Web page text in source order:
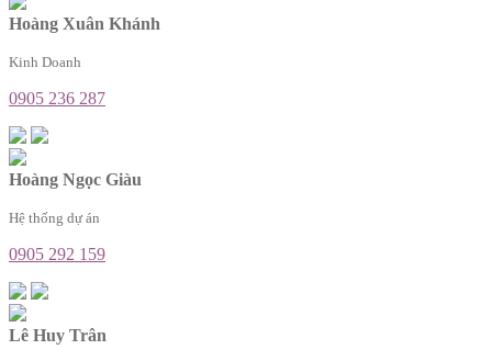
Hoàng Xuân Khánh
Kinh Doanh
0905 236 287
Hoàng Ngọc Giàu
Hệ thống dự án
0905 292 159
Lê Huy Trân